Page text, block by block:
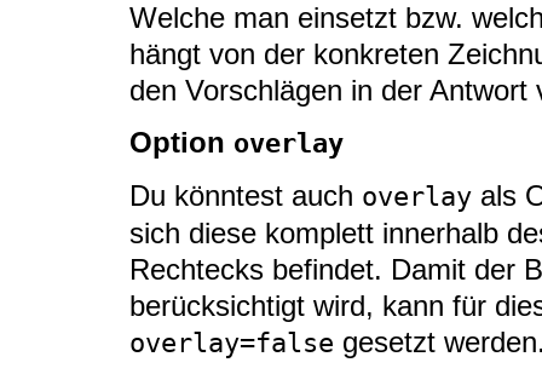
Welche man einsetzt bzw.
hängt von der konkreten
den Vorschlägen in der
Option overlay
Du könntest auch overlay als
sich diese komplett innerhalb
Rechtecks befindet. Damit der
berücksichtigt wird, kann für
overlay=false gesetzt